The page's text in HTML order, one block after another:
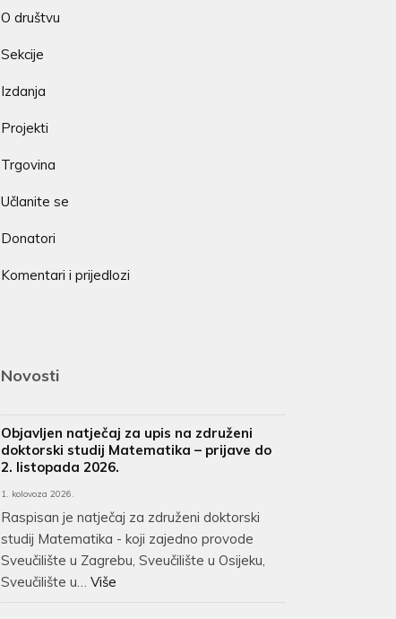
O društvu
Sekcije
Izdanja
Projekti
Trgovina
Učlanite se
Donatori
Komentari i prijedlozi
Novosti
Objavljen natječaj za upis na združeni
doktorski studij Matematika – prijave do
2. listopada 2026.
1. kolovoza 2026.
Raspisan je natječaj za združeni doktorski
studij Matematika - koji zajedno provode
Sveučilište u Zagrebu, Sveučilište u Osijeku,
Sveučilište u…Više